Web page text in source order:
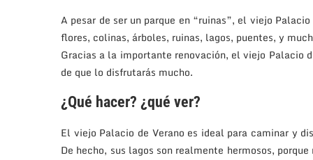
A pesar de ser un parque en “ruinas”, el viejo
flores, colinas, árboles, ruinas, lagos, puentes, y
Gracias a la importante renovación, el viejo Palacio
de que lo disfrutarás mucho.
¿Qué hacer? ¿qué ver?
El viejo Palacio de Verano es ideal para caminar y
De hecho, sus lagos son realmente hermosos,